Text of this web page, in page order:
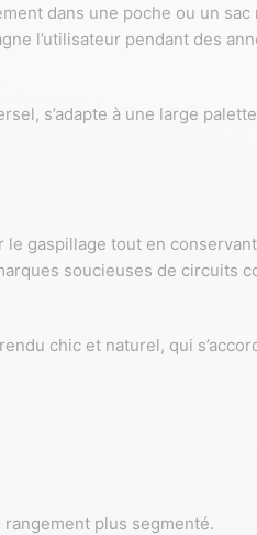
dans une poche ou un sac
l’utilisateur pendant des
s’adapte à une large
gaspillage tout en
soucieuses de circuits
chic et naturel, qui
plus segmenté.